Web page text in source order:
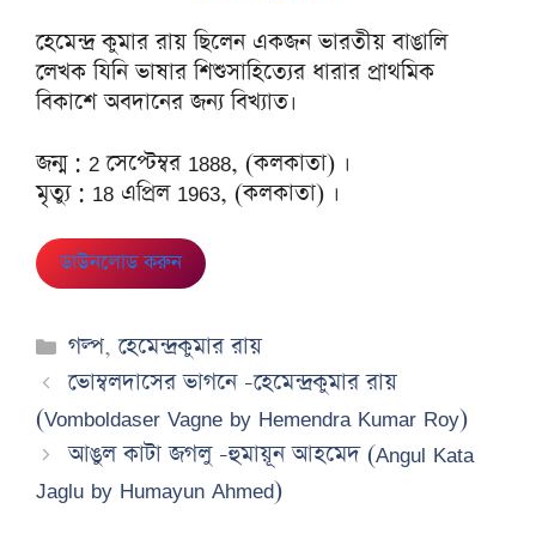
হেমেন্দ্র কুমার রায় ছিলেন একজন ভারতীয় বাঙালি
লেখক যিনি ভাষার শিশুসাহিত্যের ধারার প্রাথমিক
বিকাশে অবদানের জন্য বিখ্যাত।
জন্ম : 2 সেপ্টেম্বর 1888, (কলকাতা) ।
মৃত্যু : 18 এপ্রিল 1963, (কলকাতা) ।
ডাউনলোড করুন
Categories
গল্প,হেমেন্দ্রকুমার রায়
ভোম্বলদাসের ভাগনে -হেমেন্দ্রকুমার রায়
(Vomboldaser Vagne by Hemendra Kumar Roy)
আঙুল কাটা জগলু -হুমায়ূন আহমেদ (Angul Kata
Jaglu by Humayun Ahmed)